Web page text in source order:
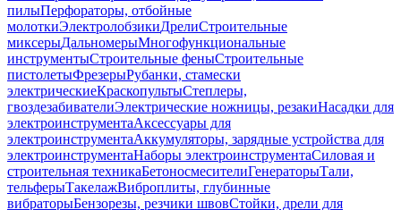
пилыПерфораторы, отбойные
молоткиЭлектролобзикиДрелиСтроительные
миксерыДальномерыМногофункциональные
инструментыСтроительные феныСтроительные
пистолетыФрезерыРубанки, стамески
электрическиеКраскопультыСтеплеры,
гвоздезабивателиЭлектрические ножницы, резакиНасадки для
электроинструментаАксессуары для
электроинструментаАккумуляторы, зарядные устройства для
электроинструментаНаборы электроинструментаСиловая и
строительная техникаБетоносмесителиГенераторыТали,
тельферыТакелажВиброплиты, глубинные
вибраторыБензорезы, резчики швовСтойки, дрели для